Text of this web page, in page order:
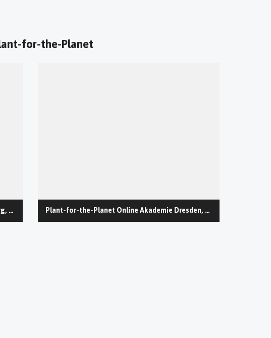
for-the-Planet
Plant-for-the-Planet Online Akademie Freiburg, Samstag 23.10.2021 Plant-for-the-Planet Online Akademie Dresden, Samstag 11.12.2021